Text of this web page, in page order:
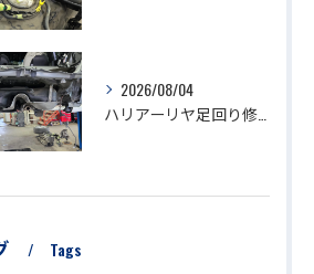
2026/08/04
Tags